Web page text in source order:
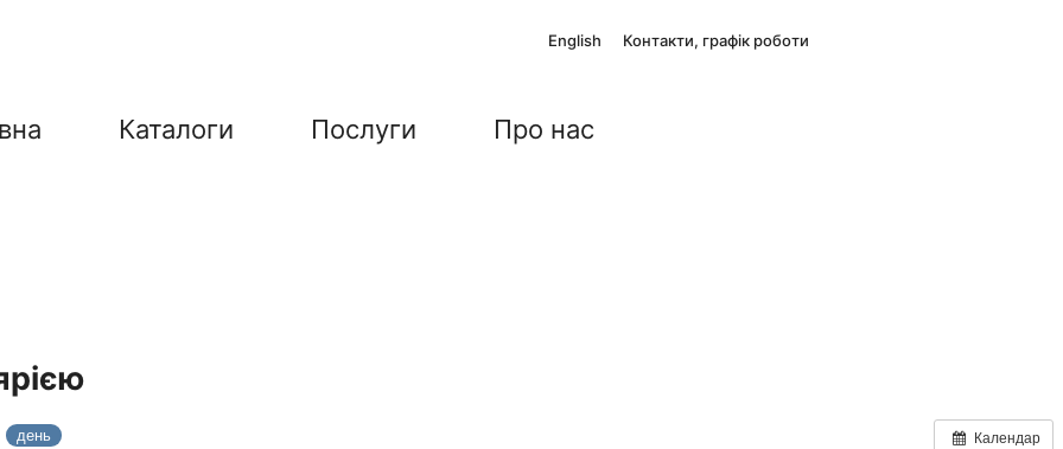
English Контакти, графік роботи
Каталоги Послуги Про нас
Календар
день